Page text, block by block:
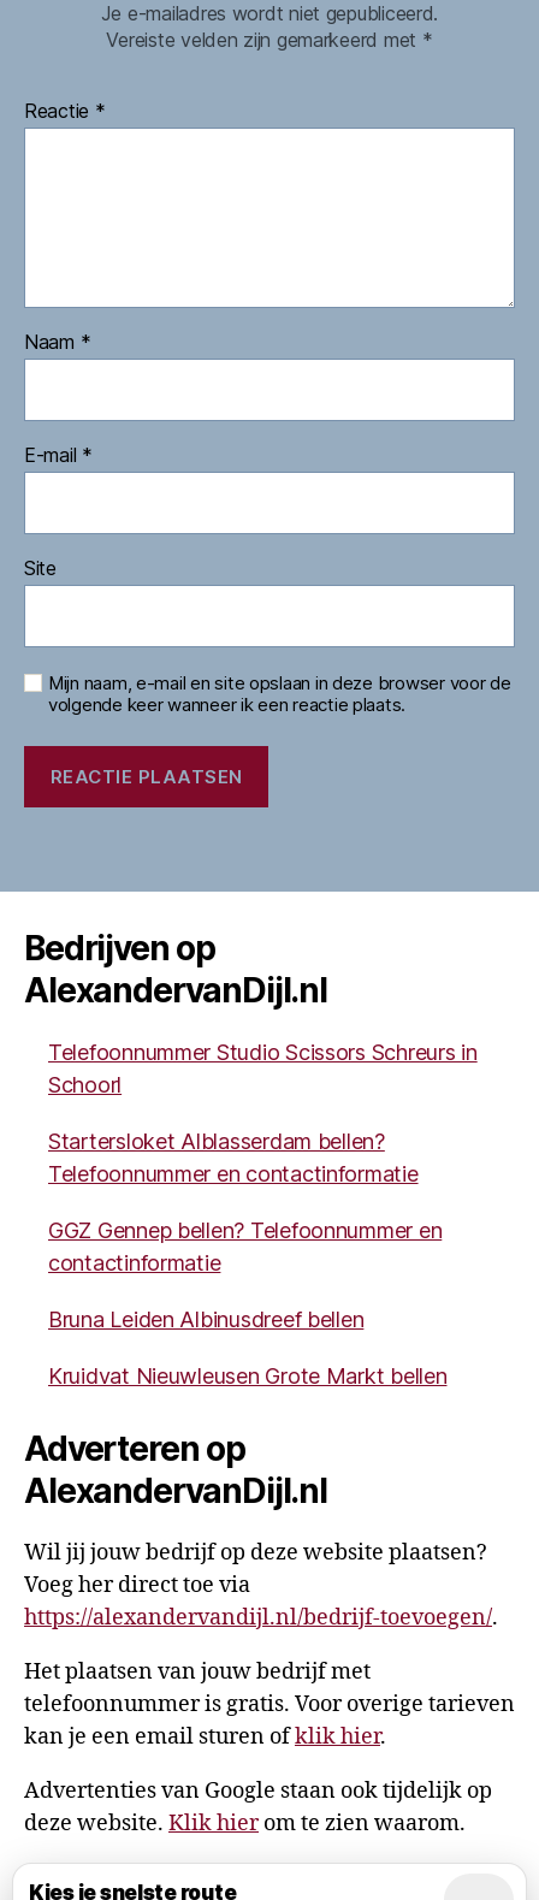
Je e-mailadres wordt niet gepubliceerd.
Vereiste velden zijn gemarkeerd met *
Reactie *
Naam *
E-mail *
Site
Mijn naam, e-mail en site opslaan in deze browser voor de
volgende keer wanneer ik een reactie plaats.
Bedrijven op
AlexandervanDijl.nl
Telefoonnummer Studio Scissors Schreurs in
Schoorl
Startersloket Alblasserdam bellen?
Telefoonnummer en contactinformatie
GGZ Gennep bellen? Telefoonnummer en
contactinformatie
Bruna Leiden Albinusdreef bellen
Kruidvat Nieuwleusen Grote Markt bellen
Adverteren op
AlexandervanDijl.nl
Wil jij jouw bedrijf op deze website plaatsen?
Voeg her direct toe via
https://alexandervandijl.nl/bedrijf-toevoegen/.
Het plaatsen van jouw bedrijf met
telefoonnummer is gratis. Voor overige tarieven
kan je een email sturen ofklik hier.
Advertenties van Google staan ook tijdelijk op
deze website. Klik hierom te zien waarom.
Kies je snelste route